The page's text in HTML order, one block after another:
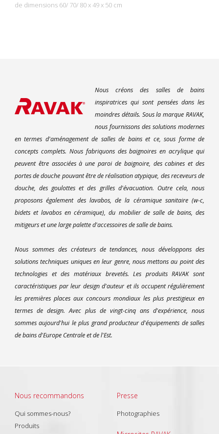
de dimensions 60/ 70/ 80 x 49 x 50 cm
Nous créons des salles de bains
inspiratrices qui sont pensées dans les
moindres détails. Sous la marque RAVAK,
nous fournissons des solutions modernes
en termes d'aménagement de salles de bains et ce, sous forme de
concepts complets. Nous fabriquons des baignoires en acrylique qui
peuvent être associées à une paroi de baignoire, des cabines et des
portes de douche pouvant être de réalisation atypique, des receveurs de
douche, des goulottes et des grilles d'évacuation. Outre cela, nous
proposons également des lavabos, de la céramique sanitaire (w-c,
bidets et lavabos en céramique), du mobilier de salle de bains, des
mitigeurs et une large palette d'accessoires de salle de bains.
Nous sommes des créateurs de tendances, nous développons des
solutions techniques uniques en leur genre, nous mettons au point des
technologies et des matériaux brevetés. Les produits RAVAK sont
caractéristiques par leur design d'auteur et ils occupent régulièrement
les premières places aux concours mondiaux les plus prestigieux en
termes de design. Avec plus de vingt-cinq ans d'expérience, nous
sommes aujourd'hui le plus grand producteur d'équipements de salles
de bains d'Europe Centrale et de l'Est.
Nous recommandons
Qui sommes-nous?
Produits
Presse
Photographies